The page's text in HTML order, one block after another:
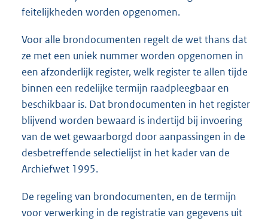
feitelijkheden worden opgenomen.
Voor alle brondocumenten regelt de wet thans dat
ze met een uniek nummer worden opgenomen in
een afzonderlijk register, welk register te allen tijde
binnen een redelijke termijn raadpleegbaar en
beschikbaar is. Dat brondocumenten in het register
blijvend worden bewaard is indertijd bij invoering
van de wet gewaarborgd door aanpassingen in de
desbetreffende selectielijst in het kader van de
Archiefwet 1995.
De regeling van brondocumenten, en de termijn
voor verwerking in de registratie van gegevens uit